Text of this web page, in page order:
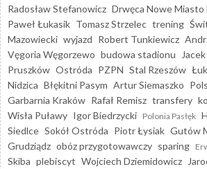
Radosław Stefanowicz Drwęca Nowe Miasto
Paweł Łukasik Tomasz Strzelec trening
Mazowiecki wyjazd Robert Tunkiewicz
Vęgoria Węgorzewo budowa stadionu
Pruszków Ostróda PZPN Stal Rzeszów
Nidzica Błękitni Pasym Artur Siemaszko
Garbarnia Kraków Rafał Remisz transfery
Wisła Puławy Igor Biedrzycki Polonia Pasłęk
Siedlce Sokół Ostróda Piotr Łysiak Gutów
Grudziądz obóz przygotowawczy sparing
Skiba plebiscyt Wojciech Dziemidowicz